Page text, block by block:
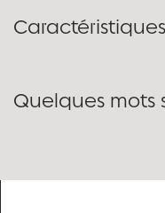
Quelques mots